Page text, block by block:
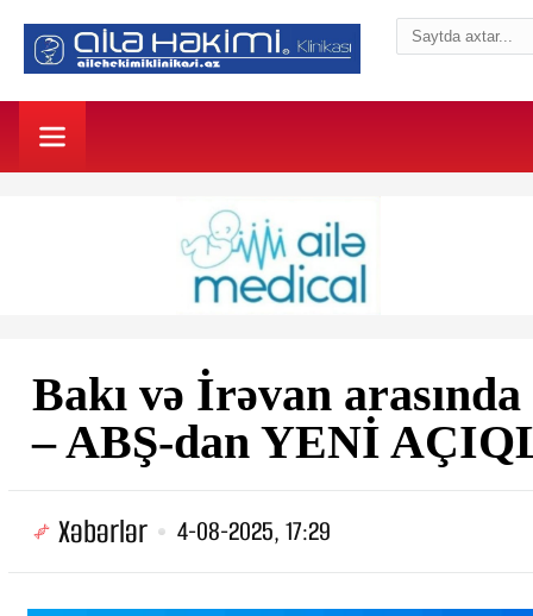
Bakı və İrəvan
– ABŞ-dan YENİ
Xəbərlər 4-08-2025, 17:29